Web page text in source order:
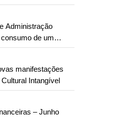
Administração
de um
manifestações
Intangível
– Junho